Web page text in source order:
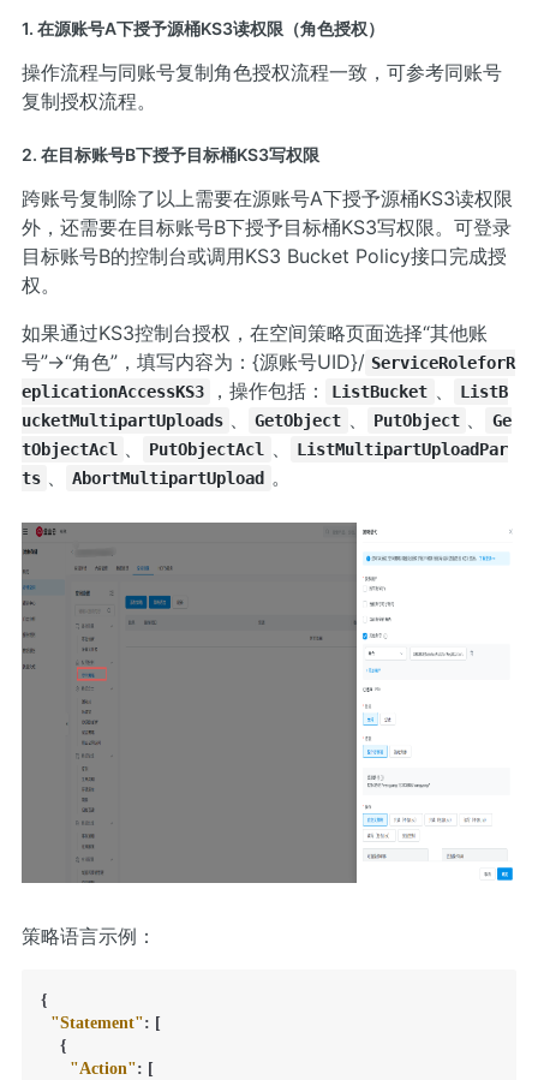
1. 在源账号A下授予源桶KS3读权限（角色授权）
操作流程与同账号复制角色授权流程一致，可参考同账号
复制授权流程。
2. 在目标账号B下授予目标桶KS3写权限
跨账号复制除了以上需要在源账号A下授予源桶KS3读权限
外，还需要在目标账号B下授予目标桶KS3写权限。可登录
目标账号B的控制台或调用KS3 Bucket Policy接口完成授
权。
如果通过KS3控制台授权，在空间策略页面选择“其他账
号”→“角色”，填写内容为：{源账号UID}/ ServiceRoleforR
eplicationAccessKS3
，操作包括： ListBucket 、
ListB
ucketMultipartUploads 、 GetObject 、 PutObject 、
Ge
tObjectAcl
、 PutObjectAcl 、
ListMultipartUploadPar
ts 、 AbortMultipartUpload 。
策略语言示例：
{
"Statement": [
{
"Action": [